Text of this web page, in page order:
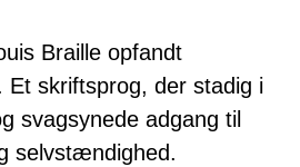
Braille opfandt
Et skriftsprog, der stadig i
svagsynede adgang til
selvstændighed.